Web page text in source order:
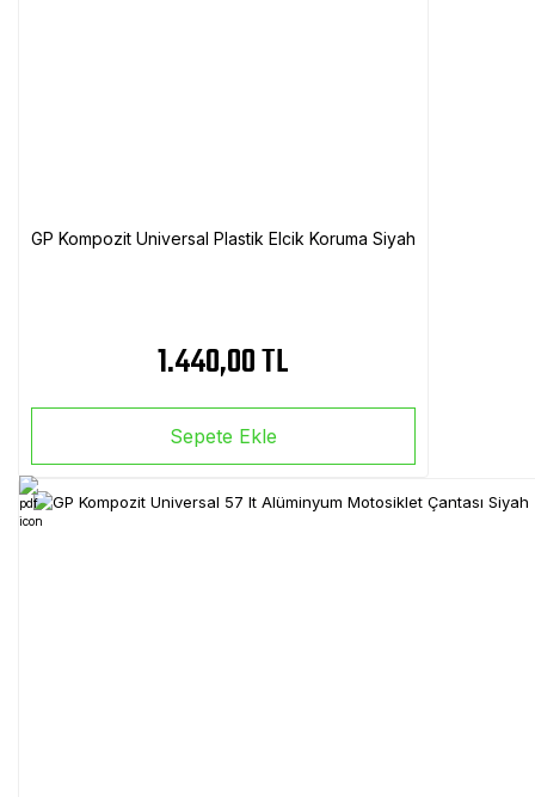
GP Kompozit Universal Plastik Elcik Koruma Siyah
1.440,00 TL
Sepete Ekle